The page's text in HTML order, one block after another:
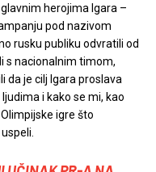
herojima Igara –
pod nazivom
rusku publiku odvratili od
s nacionalnim timom,
da je cilj Igara proslava
i kako se mi, kao
igre što